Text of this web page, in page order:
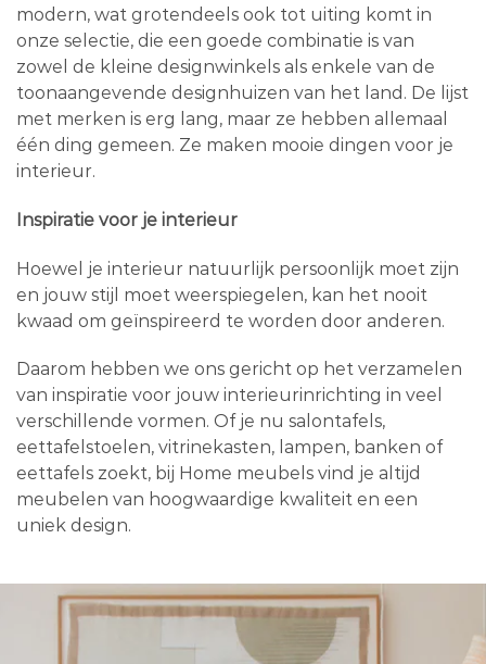
modern, wat grotendeels ook tot uiting komt in
onze selectie, die een goede combinatie is van
zowel de kleine designwinkels als enkele van de
toonaangevende designhuizen van het land. De lijst
met merken is erg lang, maar ze hebben allemaal
één ding gemeen. Ze maken mooie dingen voor je
interieur.
Inspiratie voor je interieur
Hoewel je interieur natuurlijk persoonlijk moet zijn
en jouw stijl moet weerspiegelen, kan het nooit
kwaad om geïnspireerd te worden door anderen.
Daarom hebben we ons gericht op het verzamelen
van inspiratie voor jouw interieurinrichting in veel
verschillende vormen. Of je nu salontafels,
eettafelstoelen, vitrinekasten, lampen, banken of
eettafels zoekt, bij Home meubels vind je altijd
meubelen van hoogwaardige kwaliteit en een
uniek design.